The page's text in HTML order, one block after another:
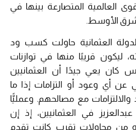
العالمية المتصارعة بينها في
الأوسط.
العثمانية حاولت كسب ود
ليكون قريبًا منها في توازنات
كان يعي جيدًا أن العثمانيين
عن أي وعود أو التزامات إذا ما
مع مصالحهم. وعمليًّا
في العثمانيين، إذ إن
من محاولات تقرب كانت تقدم